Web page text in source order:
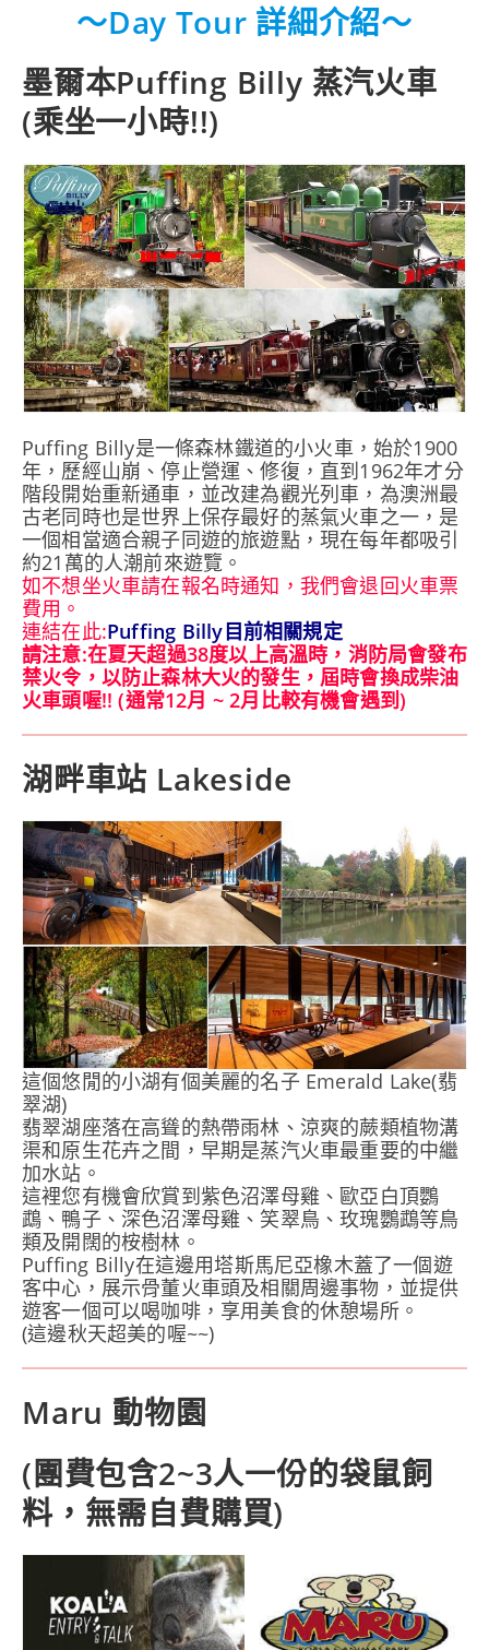
～Day Tour 詳細介紹～
墨爾本Puffing Billy 蒸汽火車
(乘坐一小時!!)
Puffing Billy是一條森林鐵道的小火車，始於1900
年，歷經山崩、停止營運、修復，直到1962年才分
階段開始重新通車，並改建為觀光列車，為澳洲最
古老同時也是世界上保存最好的蒸氣火車之一，是
一個相當適合親子同遊的旅遊點，現在每年都吸引
約21萬的人潮前來遊覽。
如不想坐火車請在報名時通知，我們會退回火車票
費用。
連結在此:Puffing Billy目前相關規定
請注意:在夏天超過38度以上高溫時，消防局會發布
禁火令，以防止森林大火的發生，屆時會換成柴油
火車頭喔!! (通常12月 ~ 2月比較有機會遇到)
湖畔車站 Lakeside
這個悠閒的小湖有個美麗的名子 Emerald Lake(翡
翠湖)
翡翠湖座落在高聳的熱帶雨林、涼爽的蕨類植物溝
渠和原生花卉之間，早期是蒸汽火車最重要的中繼
加水站。
這裡您有機會欣賞到紫色沼澤母雞、歐亞白頂鸚
鵡、鴨子、深色沼澤母雞、笑翠鳥、玫瑰鸚鵡等鳥
類及開闊的桉樹林。
Puffing Billy在這邊用塔斯馬尼亞橡木蓋了一個遊
客中心，展示骨董火車頭及相關周邊事物，並提供
遊客一個可以喝咖啡，享用美食的休憩場所。
(這邊秋天超美的喔~~)
Maru 動物園
(團費包含2~3人一份的袋鼠飼
料，無需自費購買)